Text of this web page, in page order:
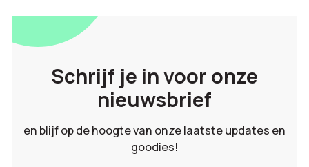
Schrijf je in voor onze
nieuwsbrief
en blijf op de hoogte van onze laatste updates en
goodies!